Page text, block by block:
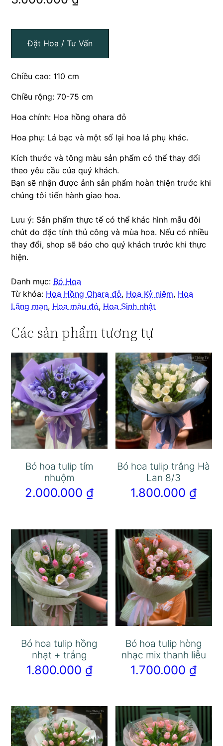
Đặt Hoa / Tư Vấn
Chiều cao: 110 cm
Chiều rộng: 70-75 cm
Hoa chính: Hoa hồng ohara đỏ
Hoa phụ: Lá bạc và một số lại hoa lá phụ khác.
Kích thước và tông màu sản phẩm có thể thay đổi
theo yêu cầu của quý khách.
Bạn sẽ nhận được ảnh sản phẩm hoàn thiện trước khi
chúng tôi tiến hành giao hoa.
Lưu ý: Sản phẩm thực tế có thể khác hình mẫu đôi
chút do đặc tính thủ công và mùa hoa. Nếu có nhiều
thay đổi, shop sẽ báo cho quý khách trước khi thực
hiện.
Danh mục: Bó Hoa
Từ khóa: Hoa Hồng Ohara đỏ, Hoa Kỷ niệm, Hoa
Lãng mạn, Hoa màu đỏ, Hoa Sinh nhật
Các sản phẩm tương tự
Bó hoa tulip tím
nhuộm
2.000.000 ₫
Bó hoa tulip trắng Hà
Lan 8/3
1.800.000 ₫
Bó hoa tulip hồng
nhạt + trắng
1.800.000 ₫
Bó hoa tulip hòng
nhạc mix thanh liễu
1.700.000 ₫